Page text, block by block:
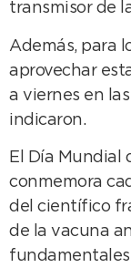
transmisor de
Además, para
aprovechar
a viernes en
indicaron.
El Día Mundial
conmemora
del científico
de la vacuna